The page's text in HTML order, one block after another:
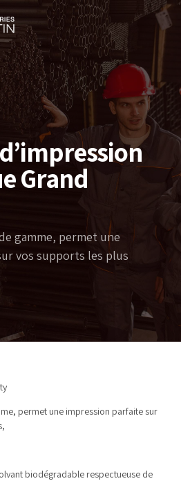
Grand
gamme, permet une
vos supports les plus
permet une impression parfaite sur
biodégradable respectueuse de